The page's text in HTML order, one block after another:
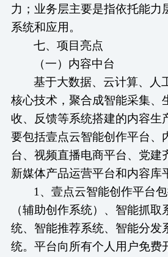
力；业务层主要是指依托能力
系统和应用。
七、 项目亮点
（一） 内容中台
基于大数据、云计算、人
核心技术，聚合成智能采集、
收、反馈等系统搭建的内容生
要包括壹点云智能创作平台、
台、视频直播电商平台、党建
新媒体产品运营平台和内容库
1、壹点云智能创作平台
（辅助创作系统）、智能抓
统、智能推荐系统、智能分发
统。平台向所有个人用户免费